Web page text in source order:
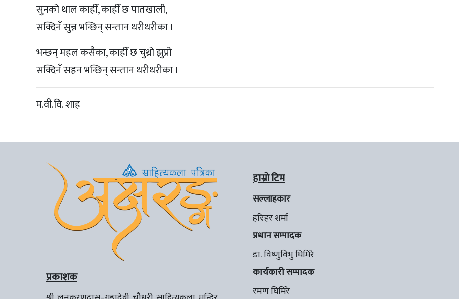
सुनको थाल काहीँ, काहीँ छ पातखाली,
सक्दिनँ सुन्न भन्छिन् सन्तान थरीथरीका ।
भन्छन् महल कसैका, काहीँ छ चुथ्रो झुप्रो
सक्दिनँ सहन भन्छिन् सन्तान थरीथरीका ।
म.वी.वि. शाह
प्रकाशक
हाम्रो टिम
सल्लाहकार
हरिहर शर्मा
प्रधान सम्पादक
डा. विष्णुविभु घिमिरे
कार्यकारी सम्पादक
रमण घिमिरे